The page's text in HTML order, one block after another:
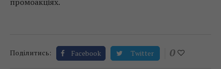
Поділитись: Facebook Twitter 0